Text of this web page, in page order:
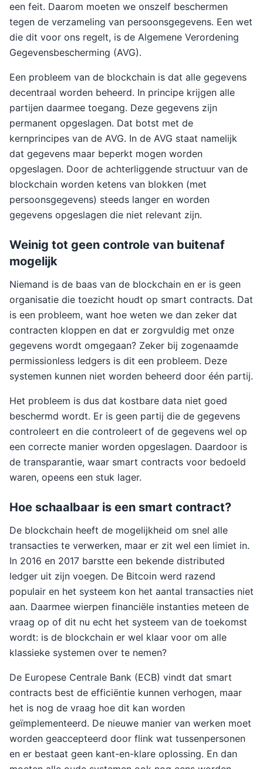
een feit. Daarom moeten we onszelf beschermen
tegen de verzameling van persoonsgegevens. Een wet
die dit voor ons regelt, is de Algemene Verordening
Gegevensbescherming (AVG).
Een probleem van de blockchain is dat alle gegevens
decentraal worden beheerd. In principe krijgen alle
partijen daarmee toegang. Deze gegevens zijn
permanent opgeslagen. Dat botst met de
kernprincipes van de AVG. In de AVG staat namelijk
dat gegevens maar beperkt mogen worden
opgeslagen. Door de achterliggende structuur van de
blockchain worden ketens van blokken (met
persoonsgegevens) steeds langer en worden
gegevens opgeslagen die niet relevant zijn.
Weinig tot geen controle van buitenaf
mogelijk
Niemand is de baas van de blockchain en er is geen
organisatie die toezicht houdt op smart contracts. Dat
is een probleem, want hoe weten we dan zeker dat
contracten kloppen en dat er zorgvuldig met onze
gegevens wordt omgegaan? Zeker bij zogenaamde
permissionless ledgers is dit een probleem. Deze
systemen kunnen niet worden beheerd door één partij.
Het probleem is dus dat kostbare data niet goed
beschermd wordt. Er is geen partij die de gegevens
controleert en die controleert of de gegevens wel op
een correcte manier worden opgeslagen. Daardoor is
de transparantie, waar smart contracts voor bedoeld
waren, opeens een stuk lager.
Hoe schaalbaar is een smart contract?
De blockchain heeft de mogelijkheid om snel alle
transacties te verwerken, maar er zit wel een limiet in.
In 2016 en 2017 barstte een bekende distributed
ledger uit zijn voegen. De Bitcoin werd razend
populair en het systeem kon het aantal transacties niet
aan. Daarmee wierpen financiële instanties meteen de
vraag op of dit nu echt het systeem van de toekomst
wordt: is de blockchain er wel klaar voor om alle
klassieke systemen over te nemen?
De Europese Centrale Bank (ECB) vindt dat smart
contracts best de efficiëntie kunnen verhogen, maar
het is nog de vraag hoe dit kan worden
geïmplementeerd. De nieuwe manier van werken moet
worden geaccepteerd door flink wat tussenpersonen
en er bestaat geen kant-en-klare oplossing. En dan